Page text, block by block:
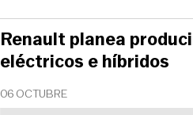
06 OCTUBRE
Renault planea
eléctricos e híbridos